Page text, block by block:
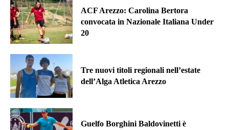
ACF Arezzo: Carolina Bertora
convocata in Nazionale Italiana Under
20
Tre nuovi titoli regionali nell’estate
dell’Alga Atletica Arezzo
Guelfo Borghini Baldovinetti è